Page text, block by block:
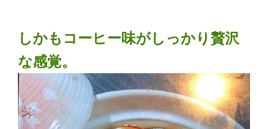
しかもコーヒー味がしっかり贅沢
な感覚。